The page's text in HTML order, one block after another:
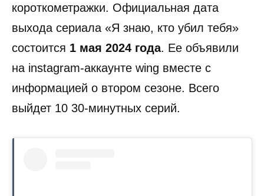
короткометражки. Официальная дата
выхода сериала «Я знаю, кто убил тебя»
состоится 1 мая 2024 года. Ее объявили
на instagram-аккаунте wing вместе с
информацией о втором сезоне. Всего
выйдет 10 30-минутных серий.